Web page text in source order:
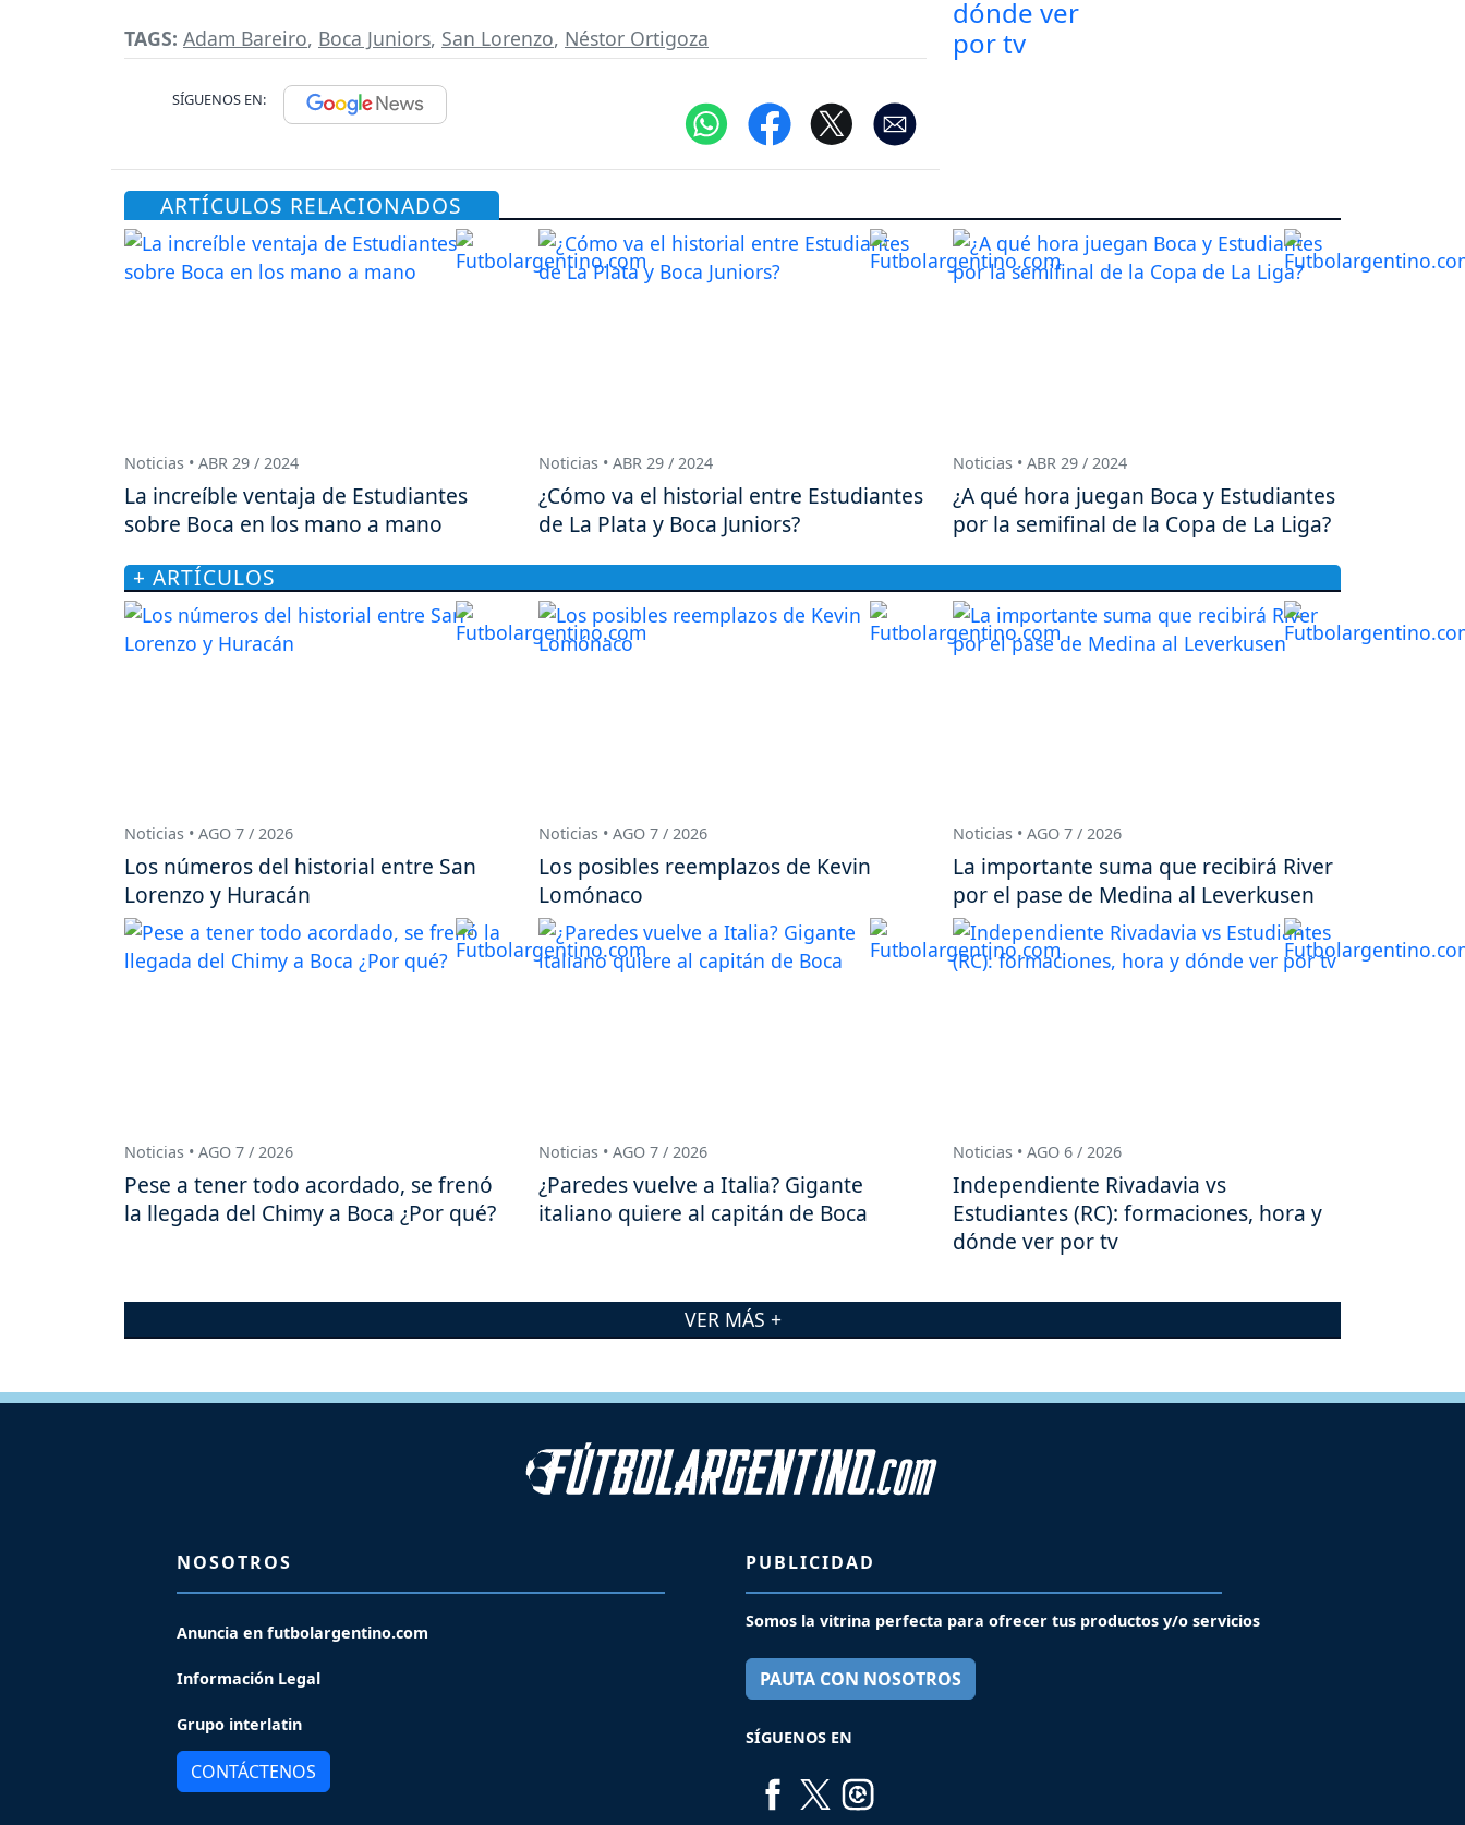
TAGS: Adam Bareiro, Boca Juniors, San Lorenzo, Néstor Ortigoza
SÍGUENOS EN:
ARTÍCULOS RELACIONADOS
Noticias • ABR 29 / 2024
La increíble ventaja de Estudiantes
sobre Boca en los mano a mano
Noticias • ABR 29 / 2024
¿Cómo va el historial entre Estudiantes
de La Plata y Boca Juniors?
Noticias • ABR 29 / 2024
¿A qué hora juegan Boca y Estudiantes
por la semifinal de la Copa de La Liga?
+ ARTÍCULOS
Noticias • AGO 7 / 2026
Los números del historial entre San
Lorenzo y Huracán
Noticias • AGO 7 / 2026
Los posibles reemplazos de Kevin
Lomónaco
Noticias • AGO 7 / 2026
La importante suma que recibirá River
por el pase de Medina al Leverkusen
Noticias • AGO 7 / 2026
Pese a tener todo acordado, se frenó
la llegada del Chimy a Boca ¿Por qué?
Noticias • AGO 7 / 2026
¿Paredes vuelve a Italia? Gigante
italiano quiere al capitán de Boca
Noticias • AGO 6 / 2026
Independiente Rivadavia vs
Estudiantes (RC): formaciones, hora y
dónde ver por tv
VER MÁS +
NOSOTROS
Anuncia en futbolargentino.com
Información Legal
Grupo interlatin
CONTÁCTENOS
PUBLICIDAD
Somos la vitrina perfecta para ofrecer tus productos y/o servicios
PAUTA CON NOSOTROS
SÍGUENOS EN